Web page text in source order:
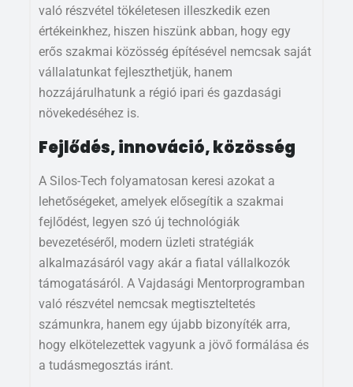
való részvétel tökéletesen illeszkedik ezen
értékeinkhez, hiszen hiszünk abban, hogy egy
erős szakmai közösség építésével nemcsak saját
vállalatunkat fejleszthetjük, hanem
hozzájárulhatunk a régió ipari és gazdasági
növekedéséhez is.
Fejlődés, innováció, közösség
A Silos-Tech folyamatosan keresi azokat a
lehetőségeket, amelyek elősegítik a szakmai
fejlődést, legyen szó új technológiák
bevezetéséről, modern üzleti stratégiák
alkalmazásáról vagy akár a fiatal vállalkozók
támogatásáról. A Vajdasági Mentorprogramban
való részvétel nemcsak megtiszteltetés
számunkra, hanem egy újabb bizonyíték arra,
hogy elkötelezettek vagyunk a jövő formálása és
a tudásmegosztás iránt.